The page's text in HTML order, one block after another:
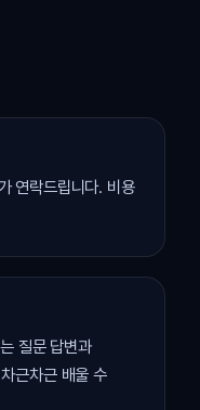
연락드립니다. 비용
질문 답변과
근차근 배울 수